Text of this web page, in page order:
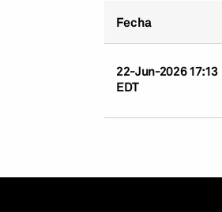
Fecha
22-Jun-2026 17:13
EDT